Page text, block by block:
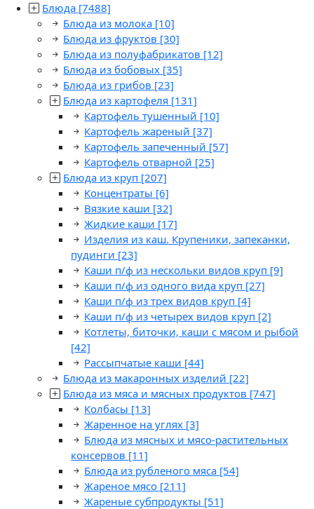
Блюда [7488]
Блюда из молока [10]
Блюда из фруктов [30]
Блюда из полуфабрикатов [12]
Блюда из бобовых [35]
Блюда из грибов [23]
Блюда из картофеля [131]
Картофель тушенный [10]
Картофель жареный [37]
Картофель запеченный [57]
Картофель отварной [25]
Блюда из круп [207]
Концентраты [6]
Вязкие каши [32]
Жидкие каши [17]
Изделия из каш. Крупеники, запеканки,
пудинги [23]
Каши п/ф из нескольки видов круп [9]
Каши п/ф из одного вида круп [27]
Каши п/ф из трех видов круп [4]
Каши п/ф из четырех видов круп [2]
Котлеты, биточки, каши с мясом и рыбой
[42]
Рассыпчатые каши [44]
Блюда из макаронных изделий [22]
Блюда из мяса и мясных продуктов [747]
Колбасы [13]
Жаренное на углях [3]
Блюда из мясных и мясо-растительных
консервов [11]
Блюда из рубленого мяса [54]
Жареное мясо [211]
Жареные субпродукты [51]